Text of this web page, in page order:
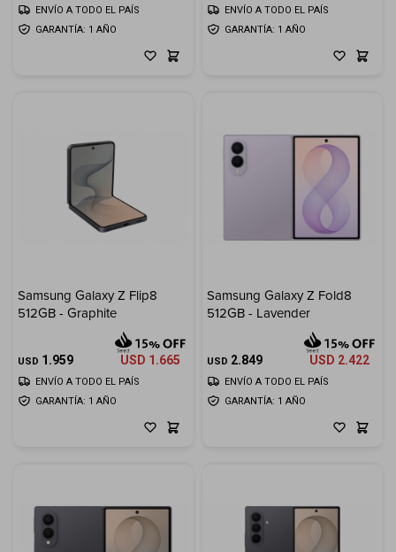
GARANTÍA: 1 AÑO
ENVÍO A TODO EL PAÍS
GARANTÍA: 1 AÑO
ENVÍO A TODO EL PAÍS
Samsung Galaxy Z Flip8
512GB - Graphite
USD 1.959 USD 1.665
GARANTÍA: 1 AÑO
ENVÍO A TODO EL PAÍS
Samsung Galaxy Z Fold8
512GB - Lavender
USD 2.849 USD 2.422
GARANTÍA: 1 AÑO
ENVÍO A TODO EL PAÍS
Movilidad
Tiendas